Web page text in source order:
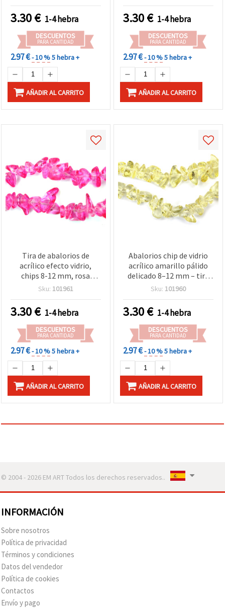
3.30€ 1-4 hebra
DESCUENTOS
PARA CANTIDAD
2.97 €- 10 %5 hebra +
AÑADIR AL CARRITO
3.30€ 1-4 hebra
DESCUENTOS
PARA CANTIDAD
2.97 €- 10 %5 hebra +
AÑADIR AL CARRITO
Tira de abalorios de
acrílico efecto vidrio,
chips 8-12 mm, rosa
fucsia, aprox. 80 cm
Sku: 101961
3.30€ 1-4 hebra
DESCUENTOS
PARA CANTIDAD
2.97 €- 10 %5 hebra +
AÑADIR AL CARRITO
Abalorios chip de vidrio
acrílico amarillo pálido
delicado 8–12 mm – tira
de ±80 cm, perfectos para
decoraciones DIY
Sku: 101960
3.30€ 1-4 hebra
DESCUENTOS
PARA CANTIDAD
2.97 €- 10 %5 hebra +
AÑADIR AL CARRITO
© 2004 - 2026 EM ART Todos los derechos reservados..
INFORMACIÓN
Sobre nosotros
Política de privacidad
Términos y condiciones
Datos del vendedor
Política de cookies
Contactos
Envío y pago